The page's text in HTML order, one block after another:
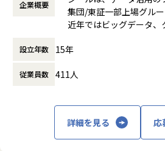
定義など上流工程に携われます。
適正に応じて、会社の指示する業務へ
働き方：フレックス制
時間外労働の有無： 有
休憩時間： 60分
企業概要
集団/東証一部上場グルー
近年ではビッグデータ
する立場にスコープを拡
顧客の大半は大手企業と
■Mission：専門性と技術
設立年数 15年
従業員数 411人
詳細を見る 応